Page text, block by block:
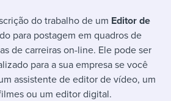
Mobilizing AI in my work
Evaluating candidates
Working together with others
I WANT...
Job description templates
Interview question templates
I WANT TO LEARN ABOUT...
Applying for a job
Attend webinars & events
Workable customer stories
Explore Workable
do trabalho de um Editor de
para postagem em quadros de
de carreiras on-line. Ele pode ser
para a sua empresa se você
assistente de editor de vídeo, um
ou um editor digital.